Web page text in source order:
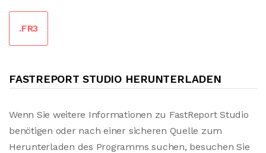
.FR3
FASTREPORT STUDIO HERUNTERLADEN
Wenn Sie weitere Informationen zu FastReport Studio
benötigen oder nach einer sicheren Quelle zum
Herunterladen des Programms suchen, besuchen Sie